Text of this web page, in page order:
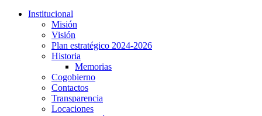
Institucional
Misión
Visión
Plan estratégico 2024-2026
Historia
Memorias
Cogobierno
Contactos
Transparencia
Locaciones